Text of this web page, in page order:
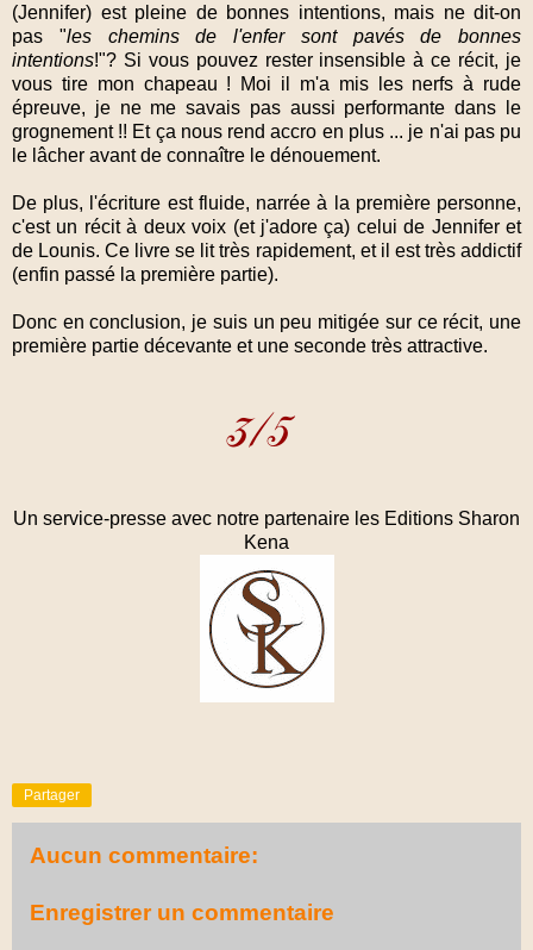
(Jennifer) est pleine de bonnes intentions, mais ne dit-on
pas "les chemins de l'enfer sont pavés de bonnes
intentions!"? Si vous pouvez rester insensible à ce récit, je
vous tire mon chapeau ! Moi il m'a mis les nerfs à rude
épreuve, je ne me savais pas aussi performante dans le
grognement !! Et ça nous rend accro en plus ... je n'ai pas pu
le lâcher avant de connaître le dénouement.
De plus, l'écriture est fluide, narrée à la première personne,
c'est un récit à deux voix (et j'adore ça) celui de Jennifer et
de Lounis. Ce livre se lit très rapidement, et il est très addictif
(enfin passé la première partie).
Donc en conclusion, je suis un peu mitigée sur ce récit, une
première partie décevante et une seconde très attractive.
Un service-presse avec notre partenaire les Editions Sharon
Kena
Partager
Aucun commentaire:
Enregistrer un commentaire